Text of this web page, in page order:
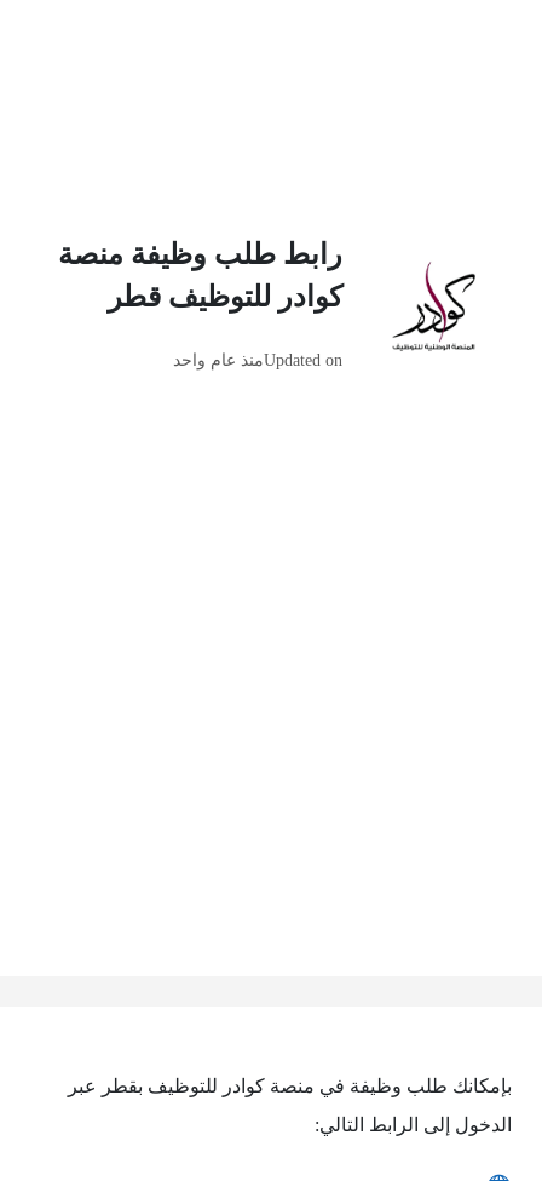
رابط طلب وظيفة منصة
كوادر للتوظيف قطر
Updated onمنذ عام واحد
بإمكانك طلب وظيفة في منصة كوادر للتوظيف بقطر عبر
الدخول إلى الرابط التالي: